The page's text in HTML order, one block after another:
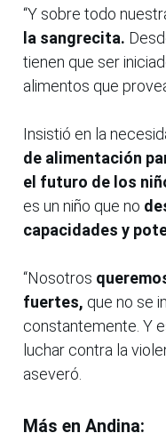
“Y sobre todo
la sangrecita.
tienen que ser
alimentos que
Insistió en la
de alimentación
el futuro de los
es un niño que no
capacidades y
“Nosotros
fuertes, que no se
constantemente. Y
luchar contra la
aseveró.
Más en Andina: